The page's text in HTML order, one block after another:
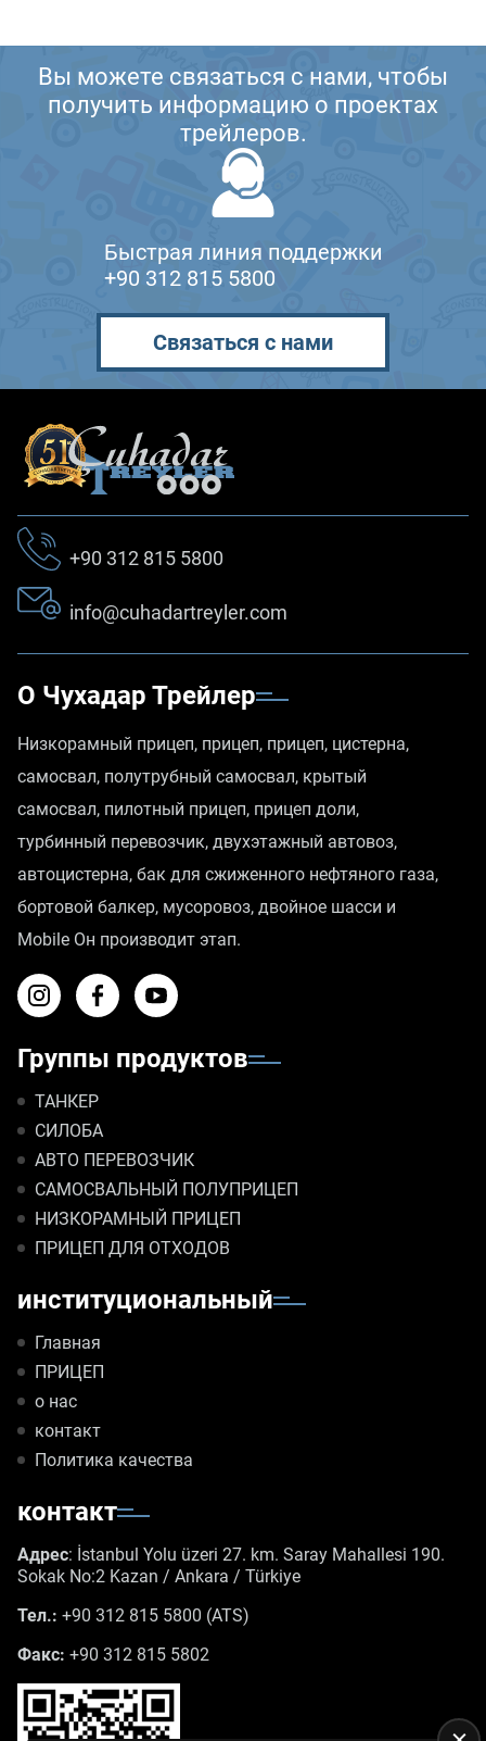
Вы можете связаться с нами, чтобы
получить информацию о проектах
трейлеров.
Быстрая линия поддержки
+90 312 815 5800
Связаться с нами
+90 312 815 5800
info@cuhadartreyler.com
О Чухадар Трейлер
Низкорамный прицеп, прицеп, прицеп, цистерна,
самосвал, полутрубный самосвал, крытый
самосвал, пилотный прицеп, прицеп доли,
турбинный перевозчик, двухэтажный автовоз,
автоцистерна, бак для сжиженного нефтяного газа,
бортовой балкер, мусоровоз, двойное шасси и
Mobile Он производит этап.
Группы продуктов
ТАНКЕР
СИЛОБА
АВТО ПЕРЕВОЗЧИК
САМОСВАЛЬНЫЙ ПОЛУПРИЦЕП
НИЗКОРАМНЫЙ ПРИЦЕП
ПРИЦЕП ДЛЯ ОТХОДОВ
институциональный
Главная
ПРИЦЕП
о нас
контакт
Политика качества
контакт
Адрес: İstanbul Yolu üzeri 27. km. Saray Mahallesi 190.
Sokak No:2 Kazan / Ankara / Türkiye
Тел.: +90 312 815 5800 (ATS)
Факс: +90 312 815 5802